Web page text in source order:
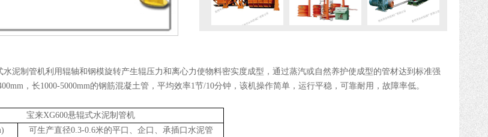
1 2 3
水泥制管机利用辊轴和钢模旋转产生辊压力和离心力使物料密实度成型，通过蒸汽或自然养护使成型的管材达到标准强
，长1000-5000mm的钢筋混凝土管，平均效率1节/10分钟，该机操作简单，运行平稳，可靠耐用，故障率低。
宝来XG600悬辊式水泥制管机
可生产直径0.3-0.6米的平口、企口、承插口水泥管